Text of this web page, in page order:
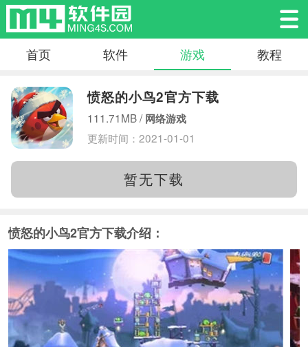
首页 软件 游戏 教程
愤怒的小鸟2官方下载
111.71MB /网络游戏
更新时间：2021-01-01
暂无下载
愤怒的小鸟2官方下载介绍：